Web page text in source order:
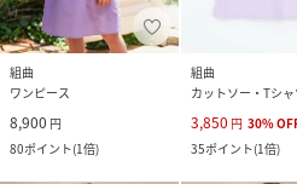
組曲
ワンピース
8,900 円
80ポイント(1倍)
組曲
カットソー・Tシャ
3,850 円 30%
35ポイント(1倍)